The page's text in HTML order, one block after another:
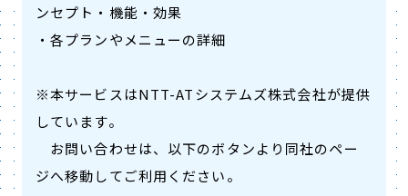
ンセプト・機能・効果
・各プランやメニューの詳細
※本サービスはNTT-ATシステムズ株式会社が提供
しています。
お問い合わせは、以下のボタンより同社のペー
ジへ移動してご利用ください。